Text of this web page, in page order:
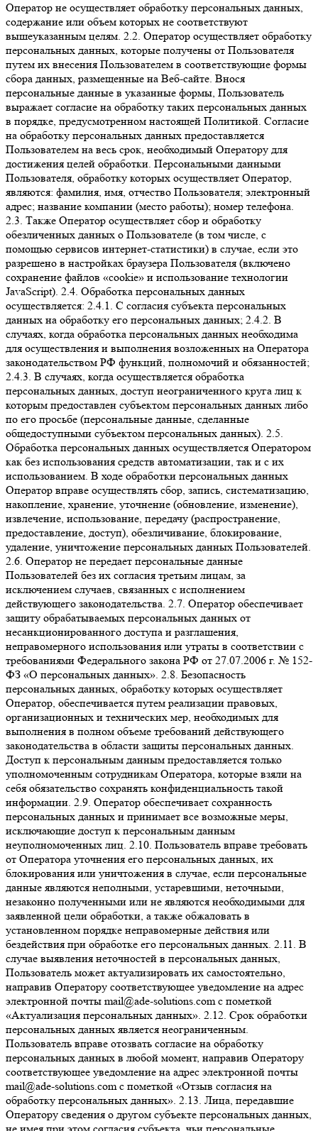
Оператор не осуществляет обработку персональных данных,
содержание или объем которых не соответствуют
вышеуказанным целям. 2.2. Оператор осуществляет обработку
персональных данных, которые получены от Пользователя
путем их внесения Пользователем в соответствующие формы
сбора данных, размещенные на Веб-сайте. Внося
персональные данные в указанные формы, Пользователь
выражает согласие на обработку таких персональных данных
в порядке, предусмотренном настоящей Политикой. Согласие
на обработку персональных данных предоставляется
Пользователем на весь срок, необходимый Оператору для
достижения целей обработки. Персональными данными
Пользователя, обработку которых осуществляет Оператор,
являются: фамилия, имя, отчество Пользователя; электронный
адрес; название компании (место работы); номер телефона.
2.3. Также Оператор осуществляет сбор и обработку
обезличенных данных о Пользователе (в том числе, с
помощью сервисов интернет-статистики) в случае, если это
разрешено в настройках браузера Пользователя (включено
сохранение файлов «cookie» и использование технологии
JavaScript). 2.4. Обработка персональных данных
осуществляется: 2.4.1. С согласия субъекта персональных
данных на обработку его персональных данных; 2.4.2. В
случаях, когда обработка персональных данных необходима
для осуществления и выполнения возложенных на Оператора
законодательством РФ функций, полномочий и обязанностей;
2.4.3. В случаях, когда осуществляется обработка
персональных данных, доступ неограниченного круга лиц к
которым предоставлен субъектом персональных данных либо
по его просьбе (персональные данные, сделанные
общедоступными субъектом персональных данных). 2.5.
Обработка персональных данных осуществляется Оператором
как без использования средств автоматизации, так и с их
использованием. В ходе обработки персональных данных
Оператор вправе осуществлять сбор, запись, систематизацию,
накопление, хранение, уточнение (обновление, изменение),
извлечение, использование, передачу (распространение,
предоставление, доступ), обезличивание, блокирование,
удаление, уничтожение персональных данных Пользователей.
2.6. Оператор не передает персональные данные
Пользователей без их согласия третьим лицам, за
исключением случаев, связанных с исполнением
действующего законодательства. 2.7. Оператор обеспечивает
защиту обрабатываемых персональных данных от
несанкционированного доступа и разглашения,
неправомерного использования или утраты в соответствии с
требованиями Федерального закона РФ от 27.07.2006 г. № 152-
ФЗ «О персональных данных». 2.8. Безопасность
персональных данных, обработку которых осуществляет
Оператор, обеспечивается путем реализации правовых,
организационных и технических мер, необходимых для
выполнения в полном объеме требований действующего
законодательства в области защиты персональных данных.
Доступ к персональным данным предоставляется только
уполномоченным сотрудникам Оператора, которые взяли на
себя обязательство сохранять конфиденциальность такой
информации. 2.9. Оператор обеспечивает сохранность
персональных данных и принимает все возможные меры,
исключающие доступ к персональным данным
неуполномоченных лиц. 2.10. Пользователь вправе требовать
от Оператора уточнения его персональных данных, их
блокирования или уничтожения в случае, если персональные
данные являются неполными, устаревшими, неточными,
незаконно полученными или не являются необходимыми для
заявленной цели обработки, а также обжаловать в
установленном порядке неправомерные действия или
бездействия при обработке его персональных данных. 2.11. В
случае выявления неточностей в персональных данных,
Пользователь может актуализировать их самостоятельно,
направив Оператору соответствующее уведомление на адрес
электронной почты mail@ade-solutions.com с пометкой
«Актуализация персональных данных». 2.12. Срок обработки
персональных данных является неограниченным.
Пользователь вправе отозвать согласие на обработку
персональных данных в любой момент, направив Оператору
соответствующее уведомление на адрес электронной почты
mail@ade-solutions.com с пометкой «Отзыв согласия на
обработку персональных данных». 2.13. Лица, передавшие
Оператору сведения о другом субъекте персональных данных,